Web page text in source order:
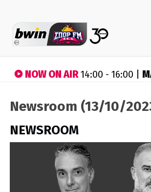
NOW ON AIR14:00 - 16:00 |
Newsroom (13/10/
NEWSROOM